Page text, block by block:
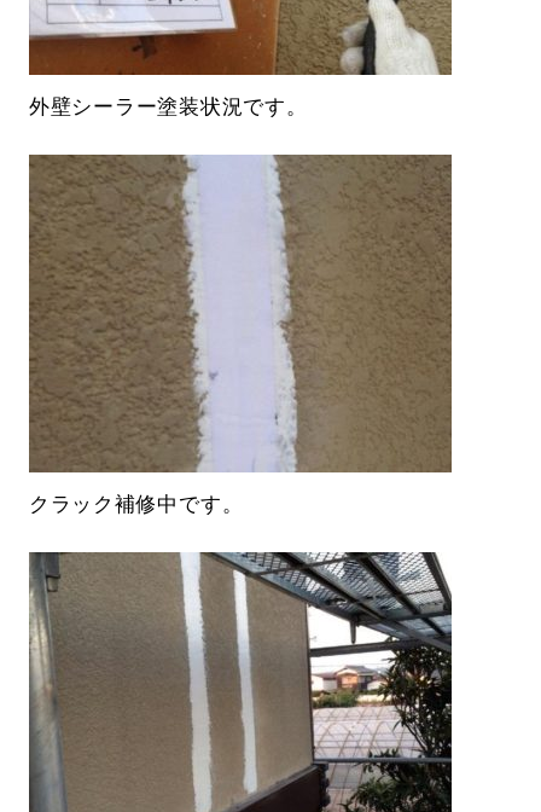
外壁シーラー塗装状況です。
クラック補修中です。